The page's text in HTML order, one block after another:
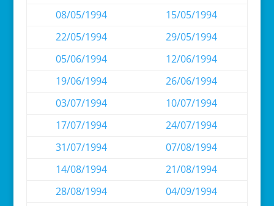
08/05/1994
15/05/1994
22/05/1994
29/05/1994
05/06/1994
12/06/1994
19/06/1994
26/06/1994
03/07/1994
10/07/1994
17/07/1994
24/07/1994
31/07/1994
07/08/1994
14/08/1994
21/08/1994
28/08/1994
04/09/1994